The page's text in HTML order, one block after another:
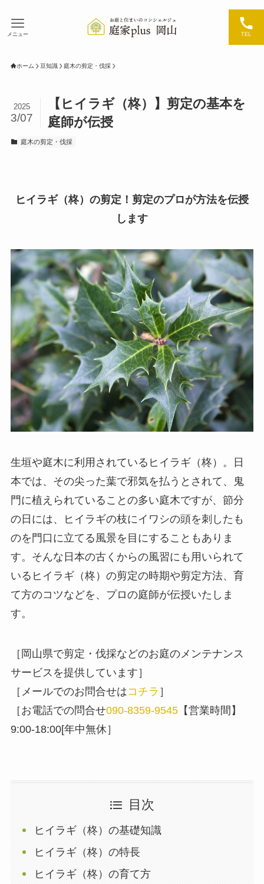
TEL
メニュー
ホーム 豆知識 庭木の剪定・伐採
【ヒイラギ（柊）】剪定の基本を
庭師が伝授
2025
3/07
庭木の剪定・伐採
ヒイラギ（柊）の剪定！剪定のプロが方法を伝授
します
生垣や庭木に利用されているヒイラギ（柊）。日
本では、その尖った葉で邪気を払うとされて、鬼
門に植えられていることの多い庭木ですが、節分
の日には、ヒイラギの枝にイワシの頭を刺したも
のを門口に立てる風景を目にすることもありま
す。そんな日本の古くからの風習にも用いられて
いるヒイラギ（柊）の剪定の時期や剪定方法、育
て方のコツなどを、プロの庭師が伝授いたしま
す。
［岡山県で剪定・伐採などのお庭のメンテナンス
サービスを提供しています］
［メールでのお問合せはコチラ ］
［お電話での問合せ090-8359-9545【営業時間】
9:00-18:00[年中無休］
目次
ヒイラギ（柊）の基礎知識
ヒイラギ（柊）の特長
ヒイラギ（柊）の育て方